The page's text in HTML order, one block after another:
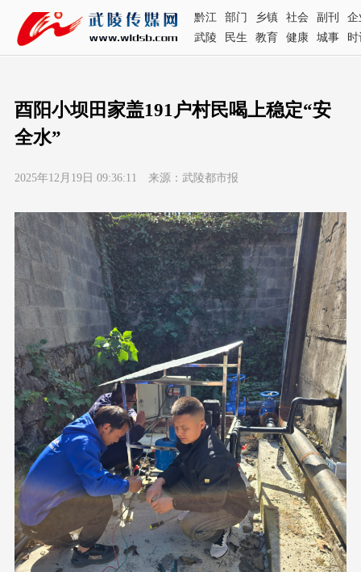
黔江 部门 乡镇 社会 副刊
企
武陵
民生 教育 健康 城事 时
酉阳小坝田家盖191户村民喝上稳定“安
全水”
2025年12月19日 09:36:11 来源：武陵都市报